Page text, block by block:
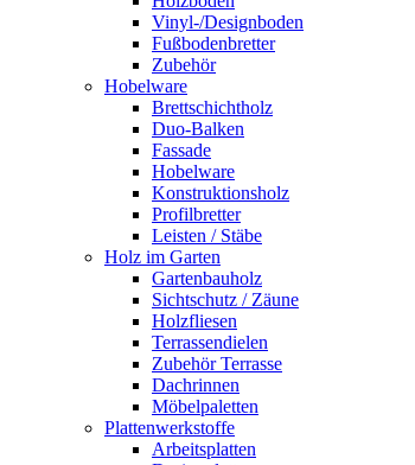
Vinyl-/Designboden
Fußbodenbretter
Zubehör
Hobelware
Brettschichtholz
Duo-Balken
Fassade
Hobelware
Konstruktionsholz
Profilbretter
Leisten / Stäbe
Holz im Garten
Gartenbauholz
Sichtschutz / Zäune
Holzfliesen
Terrassendielen
Zubehör Terrasse
Dachrinnen
Möbelpaletten
Plattenwerkstoffe
Arbeitsplatten